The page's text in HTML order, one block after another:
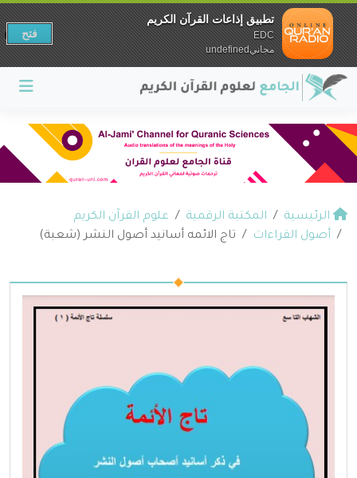
الرئيسية المكتبة الرقمية
علوم القرآن الكريم
أصول القراءات
تاج الائمه أسانيد أصول النشر (شعبة)
تطبيق إذاعات القرآن الكريم
EDC
مجانيundefined
فتح